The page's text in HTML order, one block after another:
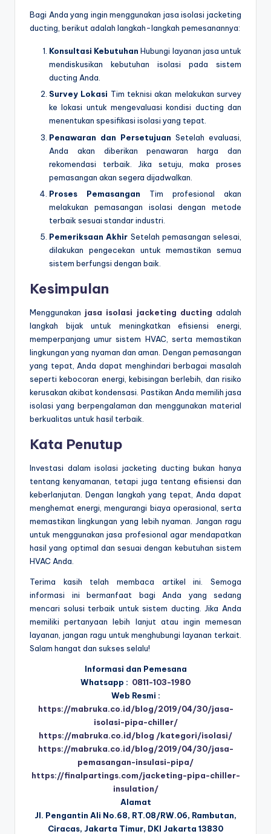
Bagi Anda yang ingin menggunakan jasa isolasi jacketing
ducting, berikut adalah langkah-langkah pemesanannya:
Konsultasi Kebutuhan Hubungi layanan jasa untuk
mendiskusikan kebutuhan isolasi pada sistem
ducting Anda.
Survey Lokasi Tim teknisi akan melakukan survey
ke lokasi untuk mengevaluasi kondisi ducting dan
menentukan spesifikasi isolasi yang tepat.
Penawaran dan Persetujuan Setelah evaluasi,
Anda akan diberikan penawaran harga dan
rekomendasi terbaik. Jika setuju, maka proses
pemasangan akan segera dijadwalkan.
Proses Pemasangan Tim profesional akan
melakukan pemasangan isolasi dengan metode
terbaik sesuai standar industri.
Pemeriksaan Akhir Setelah pemasangan selesai,
dilakukan pengecekan untuk memastikan semua
sistem berfungsi dengan baik.
Kesimpulan
Menggunakan jasa isolasi jacketing ducting adalah
langkah bijak untuk meningkatkan efisiensi energi,
memperpanjang umur sistem HVAC, serta memastikan
lingkungan yang nyaman dan aman. Dengan pemasangan
yang tepat, Anda dapat menghindari berbagai masalah
seperti kebocoran energi, kebisingan berlebih, dan risiko
kerusakan akibat kondensasi. Pastikan Anda memilih jasa
isolasi yang berpengalaman dan menggunakan material
berkualitas untuk hasil terbaik.
Kata Penutup
Investasi dalam isolasi jacketing ducting bukan hanya
tentang kenyamanan, tetapi juga tentang efisiensi dan
keberlanjutan. Dengan langkah yang tepat, Anda dapat
menghemat energi, mengurangi biaya operasional, serta
memastikan lingkungan yang lebih nyaman. Jangan ragu
untuk menggunakan jasa profesional agar mendapatkan
hasil yang optimal dan sesuai dengan kebutuhan sistem
HVAC Anda.
Terima kasih telah membaca artikel ini. Semoga
informasi ini bermanfaat bagi Anda yang sedang
mencari solusi terbaik untuk sistem ducting. Jika Anda
memiliki pertanyaan lebih lanjut atau ingin memesan
layanan, jangan ragu untuk menghubungi layanan terkait.
Salam hangat dan sukses selalu!
Informasi dan Pemesana
Whatsapp : 0811-103-1980
Web Resmi :
https://mabruka.co.id/blog/2019/04/30/jasa-
isolasi-pipa-chiller/
https://mabruka.co.id/blog /kategori/isolasi/
https://mabruka.co.id/blog/2019/04/30/jasa-
pemasangan-insulasi-pipa/
https://finalpartings.com/jacketing-pipa-chiller-
insulation/
Alamat
Jl. Pengantin Ali No.68, RT.08/RW.06, Rambutan,
Ciracas, Jakarta Timur, DKI Jakarta 13830